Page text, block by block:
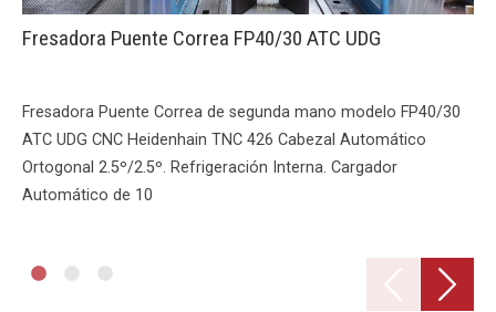
Fresadora Puente Correa FP40/30 ATC UDG
Fresadora Puente Correa de segunda mano modelo FP40/30
ATC UDG CNC Heidenhain TNC 426 Cabezal Automático
Ortogonal 2.5º/2.5º. Refrigeración Interna. Cargador
Automático de 10